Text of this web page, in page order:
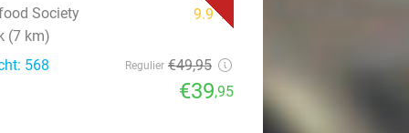
Society 9.9star
(7 km)
568
Regulier €49,95
€39,95